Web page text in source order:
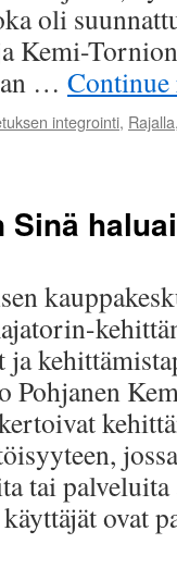
oli
Kemi-
…
integrointi, Rajalla
Sinä
Pohjanen
tai
ovat